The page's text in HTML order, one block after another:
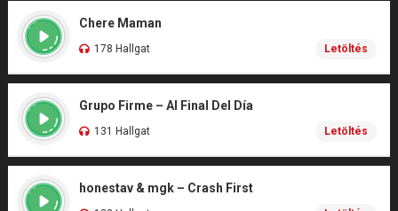
Chere Maman
178 Hallgat Letöltés
Grupo Firme – Al Final Del Día
131 Hallgat Letöltés
honestav & mgk – Crash First